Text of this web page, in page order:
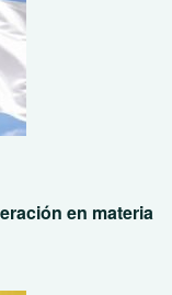
en materia